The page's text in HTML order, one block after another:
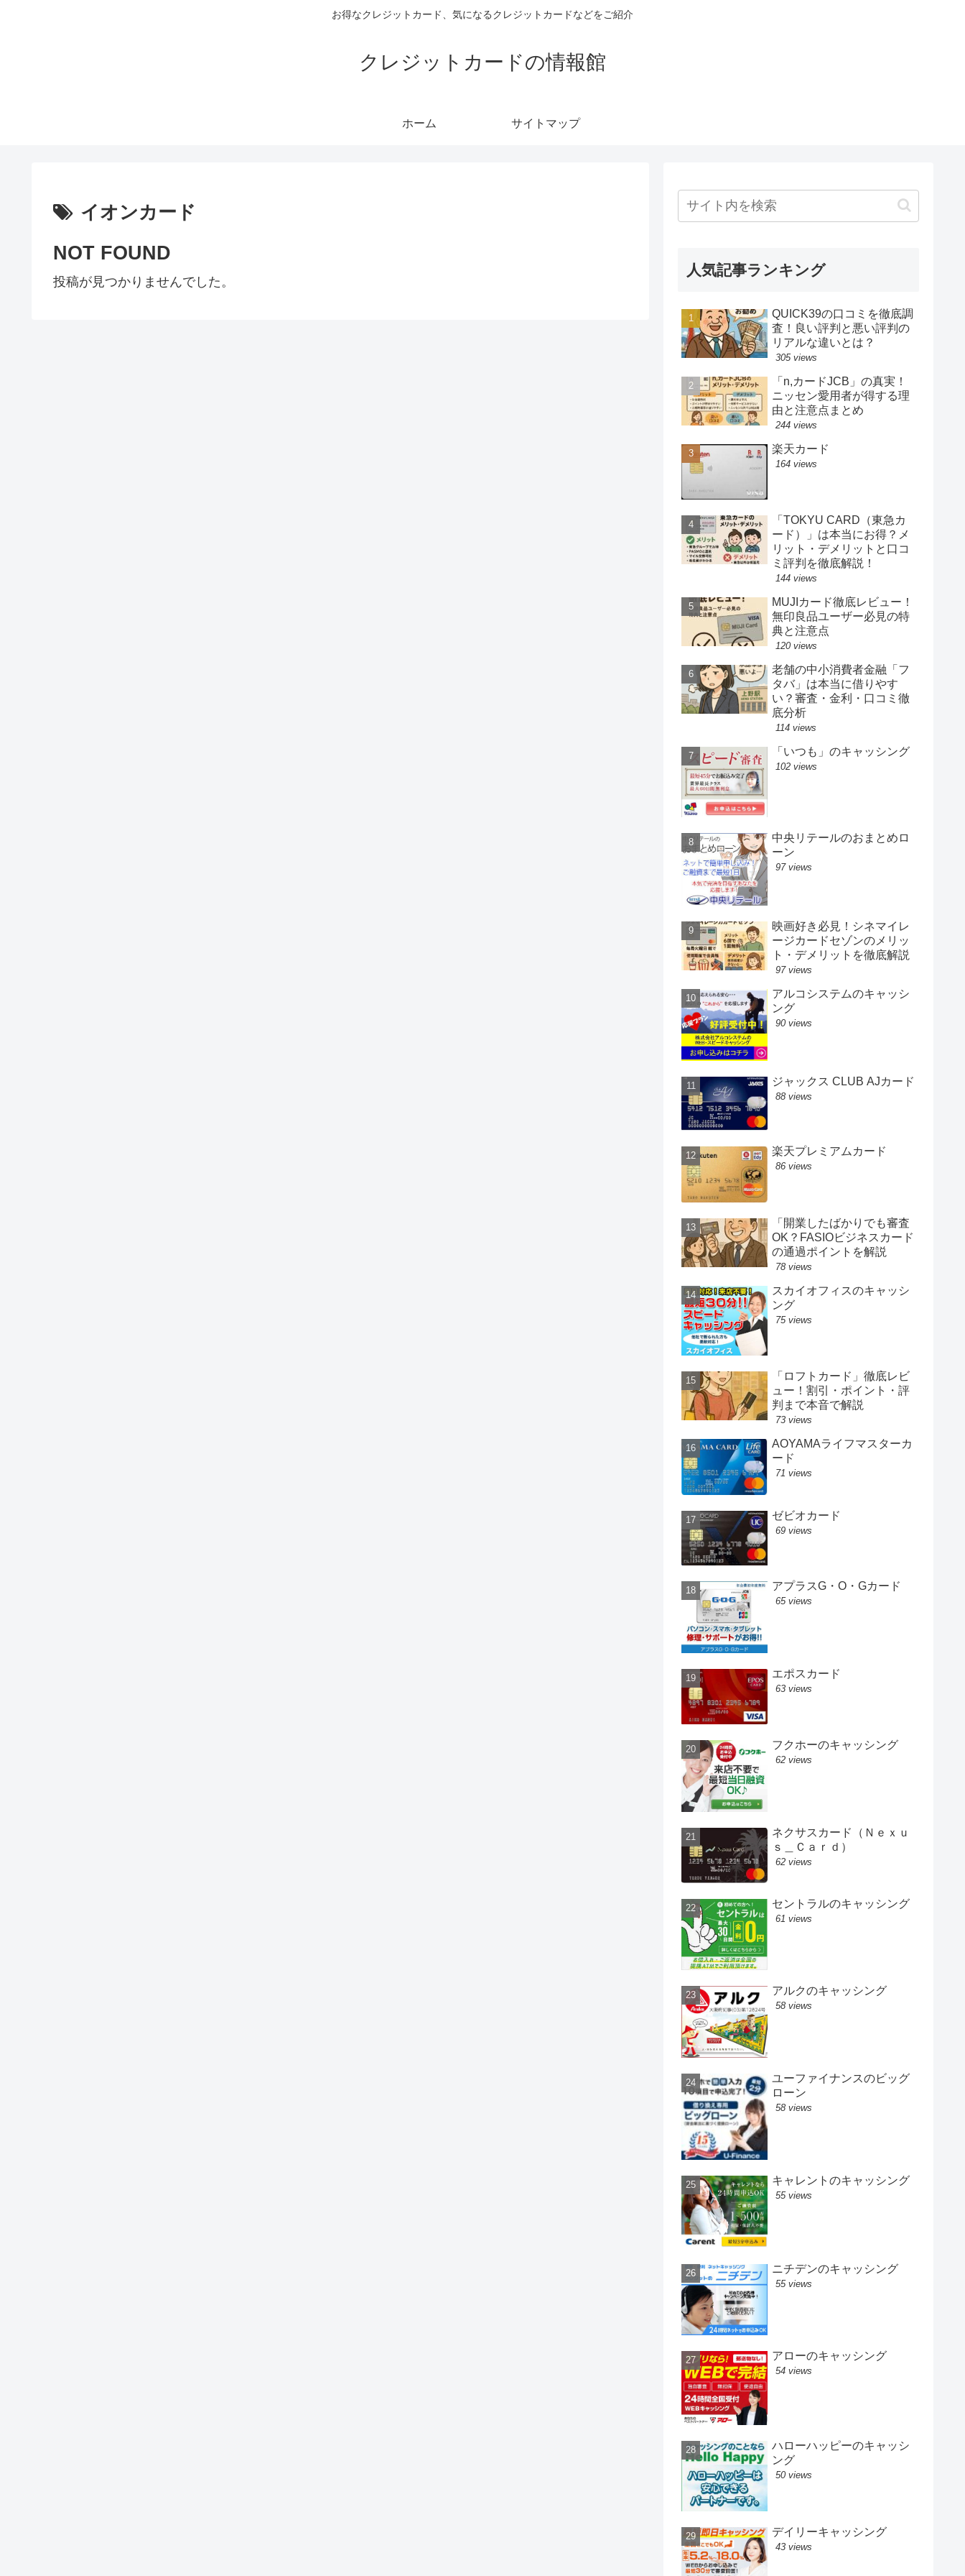
お得なクレジットカード、気になるクレジットカードなどをご紹介
クレジットカードの情報館
ホーム サイトマップ
イオンカード
NOT FOUND
投稿が見つかりませんでした。
人気記事ランキング
QUICK39の口コミを徹底調
査！良い評判と悪い評判の
リアルな違いとは？
305 views
「n,カードJCB」の真実！
ニッセン愛用者が得する理
由と注意点まとめ
244 views
楽天カード
164 views
「TOKYU CARD（東急カ
ード）」は本当にお得？メ
リット・デメリットと口コ
ミ評判を徹底解説！
144 views
MUJIカード徹底レビュー！
無印良品ユーザー必見の特
典と注意点
120 views
老舗の中小消費者金融「フ
タバ」は本当に借りやす
い？審査・金利・口コミ徹
底分析
114 views
「いつも」のキャッシング
102 views
中央リテールのおまとめロ
ーン
97 views
映画好き必見！シネマイレ
ージカードセゾンのメリッ
ト・デメリットを徹底解説
97 views
アルコシステムのキャッシ
ング
90 views
ジャックス CLUB AJカード
88 views
楽天プレミアムカード
86 views
「開業したばかりでも審査
OK？FASIOビジネスカード
の通過ポイントを解説
78 views
スカイオフィスのキャッシ
ング
75 views
「ロフトカード」徹底レビ
ュー！割引・ポイント・評
判まで本音で解説
73 views
AOYAMAライフマスターカ
ード
71 views
ゼビオカード
69 views
アプラスG・O・Gカード
65 views
エポスカード
63 views
フクホーのキャッシング
62 views
ネクサスカード（Ｎｅｘｕ
ｓ＿Ｃａｒｄ）
62 views
セントラルのキャッシング
61 views
アルクのキャッシング
58 views
ユーファイナンスのビッグ
ローン
58 views
キャレントのキャッシング
55 views
ニチデンのキャッシング
55 views
アローのキャッシング
54 views
ハローハッピーのキャッシ
ング
50 views
デイリーキャッシング
43 views